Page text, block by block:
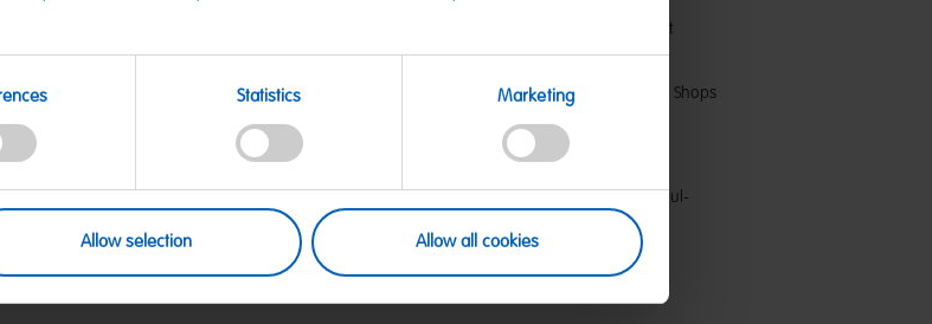
Statistics Marketing
Allow selection Allow all cookies
Unsere DIN A 5 Notizbücher im Goldbären Design sind mit
heraustrennbaren Blanko-Seiten besonders praktisch und
Jetzt exklusiv hier im Online-Shop oder in unseren HARIBO Shops
Hergestellt für: HARIBO GmbH & Co. KG - Dr.-Hans-und-Paul-
Riegel-Str.1 – 53501 Grafschaft
E-Mail Kontakt: onlineshop@haribo.com